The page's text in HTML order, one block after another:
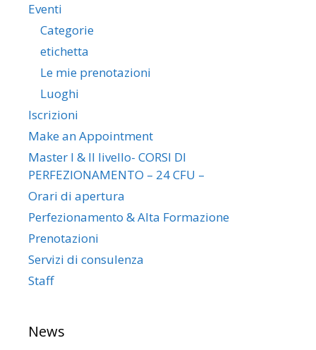
Eventi
Categorie
etichetta
Le mie prenotazioni
Luoghi
Iscrizioni
Make an Appointment
Master I & II livello- CORSI DI
PERFEZIONAMENTO – 24 CFU –
Orari di apertura
Perfezionamento & Alta Formazione
Prenotazioni
Servizi di consulenza
Staff
News